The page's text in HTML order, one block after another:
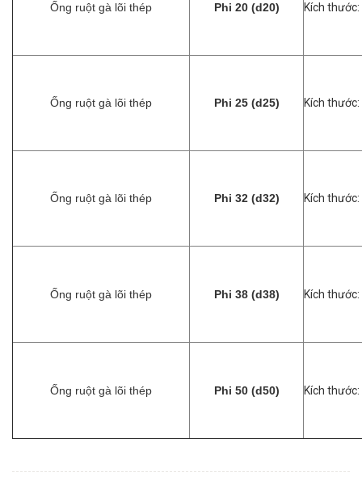
Ống ruột gà lõi thép Phi 20 (d20) Kích
Ống ruột gà lõi thép Phi 25 (d25) Kích
Ống ruột gà lõi thép Phi 32 (d32) Kích
Ống ruột gà lõi thép Phi 38 (d38) Kích
Ống ruột gà lõi thép Phi 50 (d50) Kích